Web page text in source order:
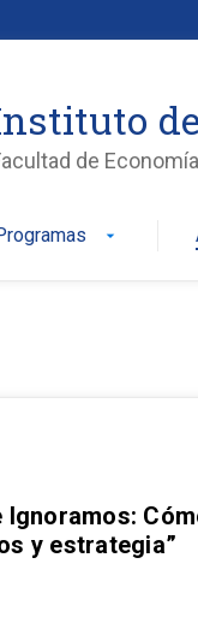
de
arrow_drop_down
Ignoramos:
y estrategia”